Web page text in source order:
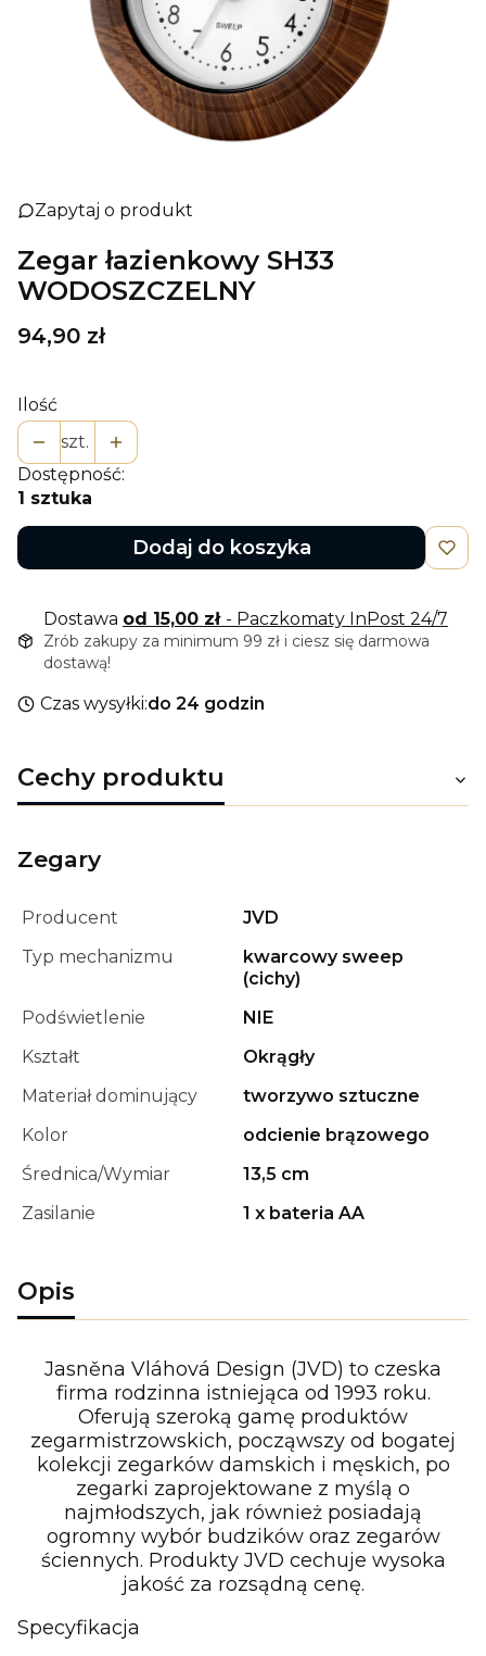
Zapytaj o produkt
Zegar łazienkowy SH33
WODOSZCZELNY
Cena
94,90 zł
Ilość
szt.
Dostępność:
1 sztuka
Dodaj do koszyka
Dostawa od 15,00 zł - Paczkomaty InPost 24/7
Zrób zakupy za minimum 99 zł i ciesz się darmowa
dostawą!
Czas wysyłki:do 24 godzin
Cechy produktu
Zegary
Producent
JVD
Typ mechanizmu
kwarcowy sweep
(cichy)
Podświetlenie
NIE
Kształt
Okrągły
Materiał dominujący
tworzywo sztuczne
Kolor
odcienie brązowego
Średnica/Wymiar
13,5 cm
Zasilanie
1 x bateria AA
Opis
Jasněna Vláhová Design (JVD) to czeska
firma rodzinna istniejąca od 1993 roku.
Oferują szeroką gamę produktów
zegarmistrzowskich, począwszy od bogatej
kolekcji zegarków damskich i męskich, po
zegarki zaprojektowane z myślą o
najmłodszych, jak również posiadają
ogromny wybór budzików oraz zegarów
ściennych. Produkty JVD cechuje wysoka
jakość za rozsądną cenę.
Specyfikacja